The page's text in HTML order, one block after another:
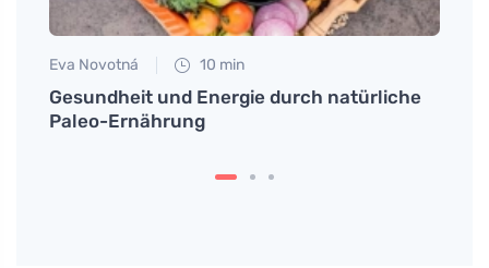
Eva Novotná 10 min
Gesundheit und Energie durch natürliche
Paleo-Ernährung